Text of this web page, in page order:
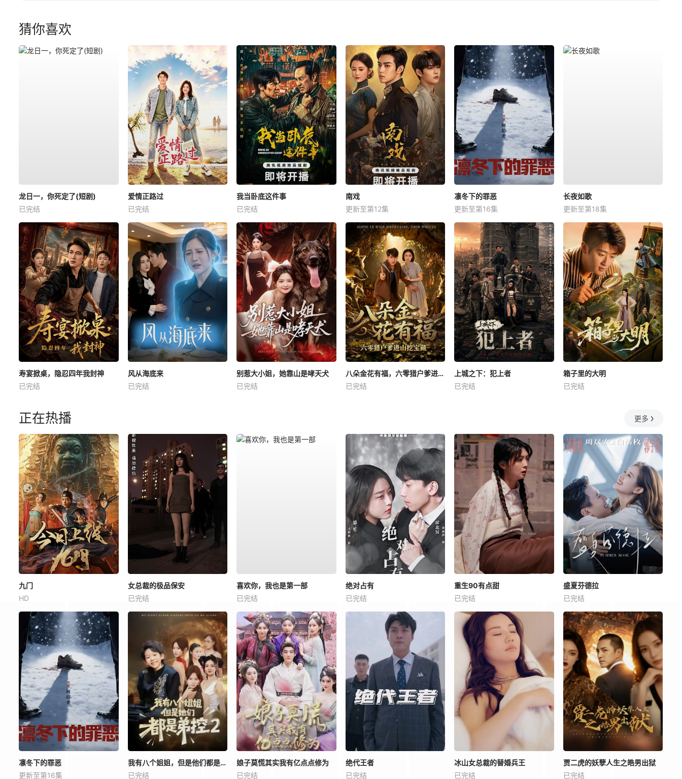
猜你喜欢
龙日一，你死定了(短剧)
已完结
爱情正路过
已完结
我当卧底这件事
已完结
南戏
更新至第12集
凛冬下的罪恶
更新至第16集
长夜如歌
更新至第18集
寿宴掀桌，隐忍四年我封神
已完结
风从海底来
已完结
别惹大小姐，她靠山是哮天犬
已完结
八朵金花有福，六零猎户爹进山挖宝藏
已完结
上城之下：犯上者
已完结
箱子里的大明
已完结
正在热播 更多
九门
HD
女总裁的极品保安
已完结
喜欢你，我也是第一部
已完结
绝对占有
已完结
重生90有点甜
已完结
盛夏芬德拉
已完结
凛冬下的罪恶
更新至第16集
我有八个姐姐，但是他们都是弟控2
已完结
娘子莫慌其实我有亿点点修为
已完结
绝代王者
已完结
冰山女总裁的替婚兵王
已完结
贾二虎的妖孽人生之皓男出狱
已完结